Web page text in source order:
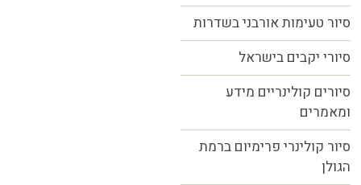
סיור טעימות אורבני בשדרות
סיורי יקבים בישראל
סיורים קולינריים מידע
ומאמרים
סיור קולינרי פרימיום ברמת
הגולן